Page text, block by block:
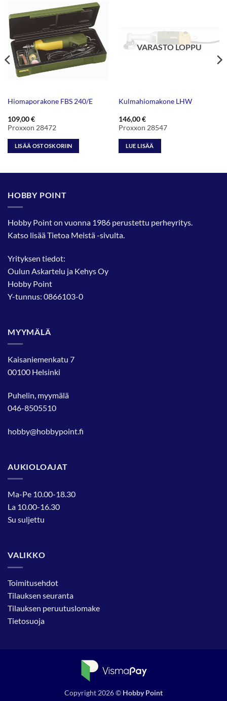
Hiomaporakone FBS 240/E
109,00€
Proxxon 28472
LISÄÄ OSTOSKORIIN
VARASTO LOPPU
Kulmahiomakone LHW
146,00€
Proxxon 28547
LUE LISÄÄ
HOBBY POINT
Hobby Point on vuonna 1986 perustettu perheyritys.
Katso lisääTietoa Meistä-sivulta.
Yrityksen tiedot:
Oulun Askartelu ja Kehys Oy
Hobby Point
Y-tunnus: 0866103-0
MYYMÄLÄ
Kaisaniemenkatu 7
00100 Helsinki
Puhelin, myymälä
046-8505510
hobby@hobbypoint.fi
AUKIOLOAJAT
Ma-Pe 10.00-18.30
La 10.00-16.30
Su suljettu
VALIKKO
Toimitusehdot
Tilauksen seuranta
Tilauksen peruutuslomake
Tietosuoja
Copyright 2026 © Hobby Point